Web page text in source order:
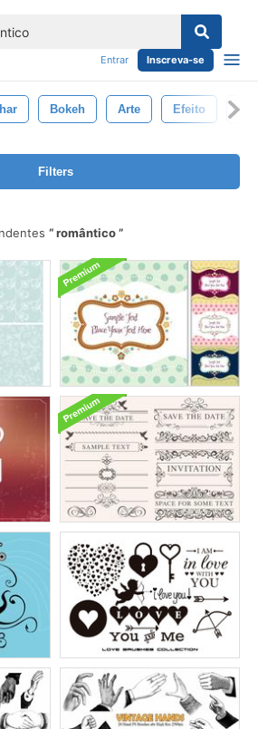
Entrar Inscreva-se
Bokeh Arte Efeito
Filters
romântico